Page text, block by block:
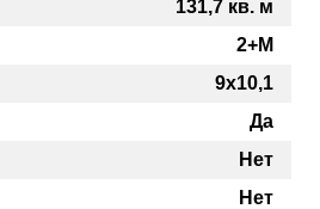
131,7 кв. м
2+М
9x10,1
Да
Нет
Нет